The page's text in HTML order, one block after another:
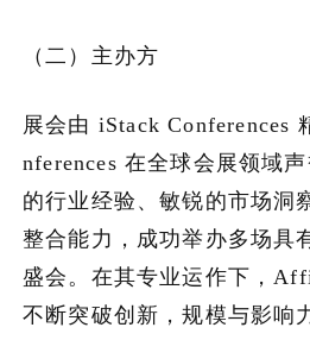
（二）主办方
展会由 iStack Conferences
nferences 在全球会展领域
的行业经验、敏锐的市场洞
整合能力，成功举办多场具
盛会。在其专业运作下，
不断突破创新，规模与影响